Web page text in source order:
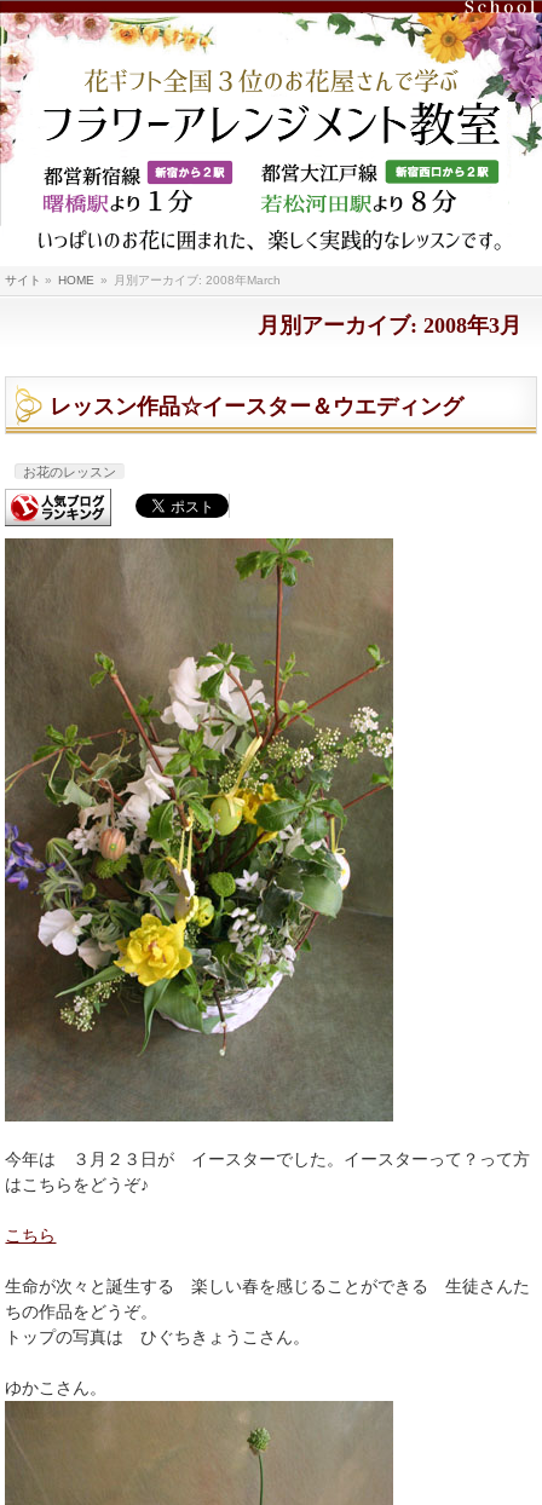
サイト » HOME » 月別アーカイブ: 2008年March
月別アーカイブ: 2008年3月
レッスン作品☆イースター＆ウエディング
お花のレッスン
今年は ３月２３日が イースターでした。イースターって？って方
はこちらをどうぞ♪
こちら
生命が次々と誕生する 楽しい春を感じることができる 生徒さんた
ちの作品をどうぞ。
トップの写真は ひぐちきょうこさん。
ゆかこさん。